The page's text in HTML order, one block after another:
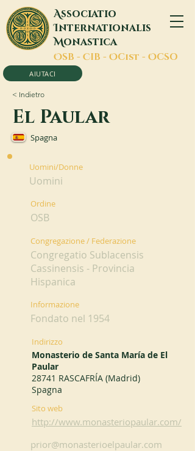
Associatio
Internationalis
Monastica
OSB - CIB - OCist - OCSO
AIUTACI
< Indietro
El Paular
Spagna
Uomini/Donne
Uomini
Ordine
OSB
Congregazione / Federazione
Congregatio Sublacensis
Cassinensis - Provincia
Hispanica
Informazione
Fondato nel 1954
Indirizzo
Monasterio de Santa María de El
Paular
28741 RASCAFRÍA (Madrid)
Spagna
Sito web
http://www.monasteriopaular.com/
prior@monasterioelpaular.com